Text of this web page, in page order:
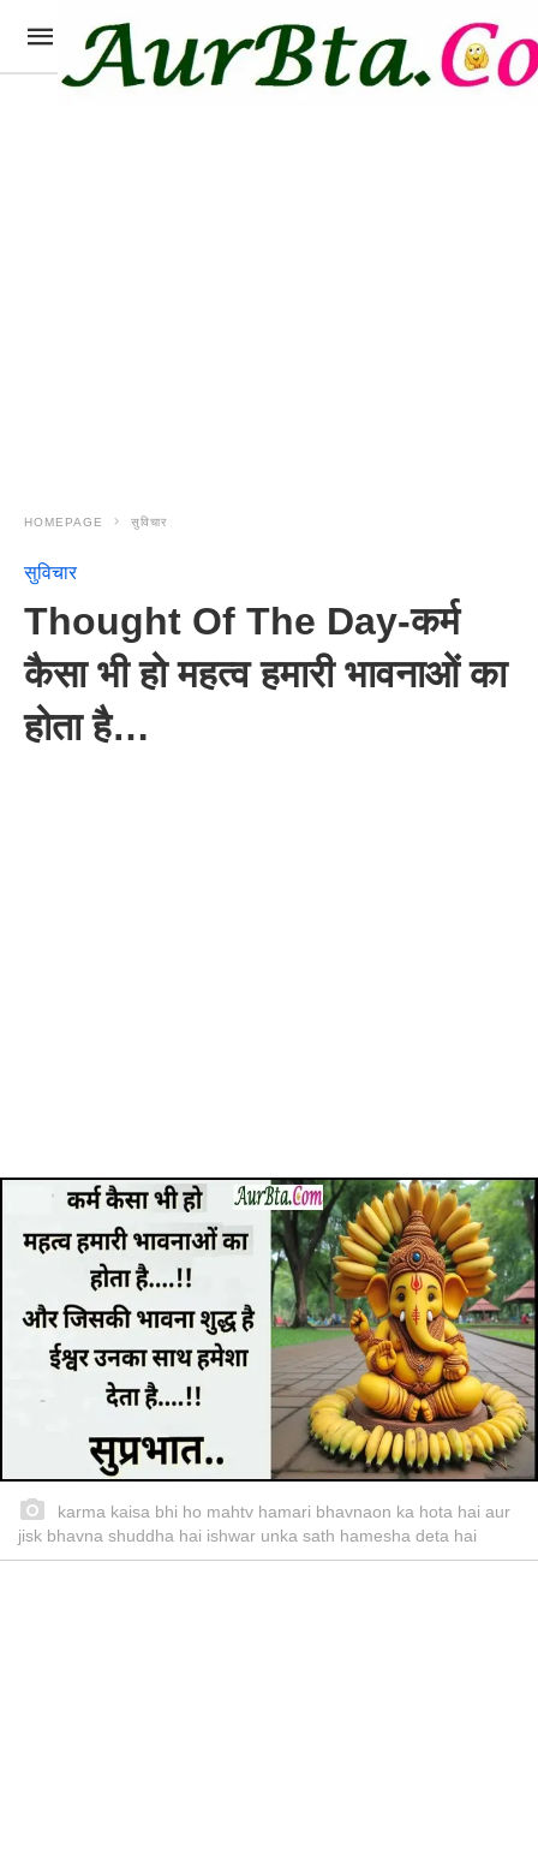
HOMEPAGE सुविचार
सुविचार
Thought Of The Day-कर्म
कैसा भी हो महत्व हमारी भावनाओं का
होता है…
karma kaisa bhi ho mahtv hamari bhavnaon ka hota hai aur
jisk bhavna shuddha hai ishwar unka sath hamesha deta hai